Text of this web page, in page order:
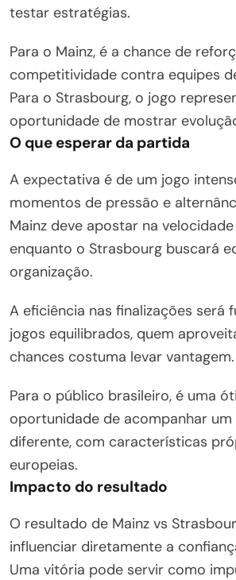
testar estratégias.
Para o Mainz, é a chance de
competitividade contra equipes
Para o Strasbourg, o jogo
oportunidade de mostrar
O que esperar da partida
A expectativa é de um jogo
momentos de pressão e
Mainz deve apostar na
enquanto o Strasbourg buscará
organização.
A eficiência nas finalizações será
jogos equilibrados, quem
chances costuma levar vantagem.
Para o público brasileiro, é uma
oportunidade de acompanhar
diferente, com características
europeias.
Impacto do resultado
O resultado de Mainz vs
influenciar diretamente a
Uma vitória pode servir como